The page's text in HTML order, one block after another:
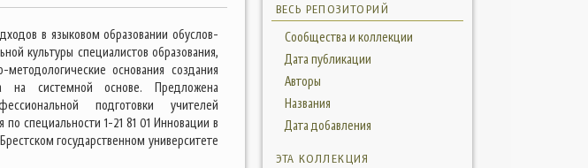
в языковом образовании обуслов-
культуры специалистов образования,
основания создания
на системной основе. Предложена
подготовки учителей
специальности 1-21 81 01 Инновации в
государственном университете
ВЕСЬ РЕПОЗИТОРИЙ
Сообщества и коллекции
Дата публикации
Авторы
Названия
Дата добавления
ЭТА КОЛЛЕКЦИЯ